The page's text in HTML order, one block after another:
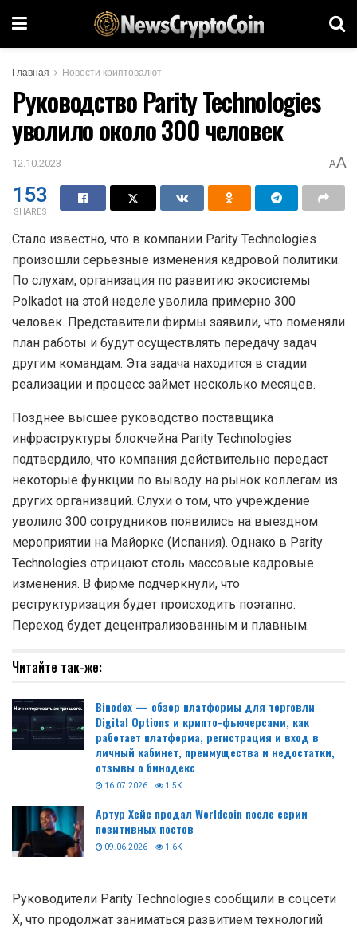
Главная Новости криптовалют
Руководство Parity Technologies
уволило около 300 человек
12.10.2023 AA
153
SHARES
Стало известно, что в компании Parity Technologies
произошли серьезные изменения кадровой политики.
По слухам, организация по развитию экосистемы
Polkadot на этой неделе уволила примерно 300
человек. Представители фирмы заявили, что поменяли
план работы и будут осуществлять передачу задач
другим командам. Эта задача находится в стадии
реализации и процесс займет несколько месяцев.
Позднее высшее руководство поставщика
инфраструктуры блокчейна Parity Technologies
подтвердило, что компания действительно передаст
некоторые функции по выводу на рынок коллегам из
других организаций. Слухи о том, что учреждение
уволило 300 сотрудников появились на выездном
мероприятии на Майорке (Испания). Однако в Parity
Technologies отрицают столь массовые кадровые
изменения. В фирме подчеркнули, что
реструктуризация будет происходить поэтапно.
Переход будет децентрализованным и плавным.
Читайте так-же:
Binodex — обзор платформы для торговли
Digital Options и крипто-фьючерсами, как
работает платформа, регистрация и вход в
личный кабинет, преимущества и недостатки,
отзывы о бинодекс
16.07.2026 1.5K
Артур Хейс продал Worldcoin после серии
позитивных постов
09.06.2026 1.6K
Руководители Parity Technologies сообщили в соцсети
X, что продолжат заниматься развитием технологий